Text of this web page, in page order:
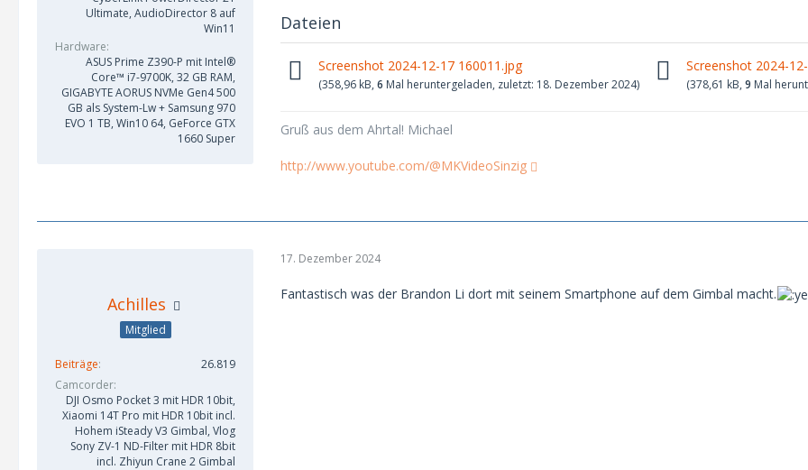
Ultimate, AudioDirector 8 auf
Win11
Hardware
ASUS Prime Z390-P mit Intel®
Core™ i7-9700K, 32 GB RAM,
GIGABYTE AORUS NVMe Gen4 500
GB als System-Lw + Samsung 970
EVO 1 TB, Win10 64, GeForce GTX
1660 Super
Dateien
Screenshot 2024-12-17 160011.jpg
(358,96 kB, 6 Mal heruntergeladen, zuletzt: 18. Dezember 2024)
Screenshot 2024-
(378,61 kB, 9 Mal
Gruß aus dem Ahrtal! Michael
http://www.youtube.com/@MKVideoSinzig
Achilles
Mitglied
Beiträge
26.819
Camcorder
DJI Osmo Pocket 3 mit HDR 10bit,
Xiaomi 14T Pro mit HDR 10bit incl.
Hohem iSteady V3 Gimbal, Vlog
Sony ZV-1 ND-Filter mit HDR 8bit
incl. Zhiyun Crane 2 Gimbal
17. Dezember 2024
Fantastisch was der Brandon Li dort mit seinem Smartphone auf dem Gimbal macht.